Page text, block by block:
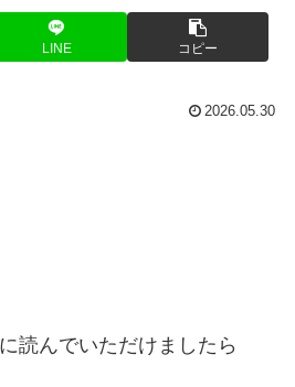
LINE コピー
2026.05.30
読んでいただけましたら